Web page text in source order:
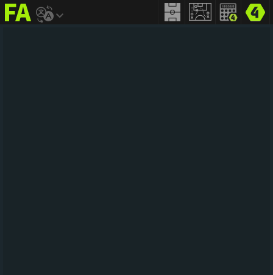
addict